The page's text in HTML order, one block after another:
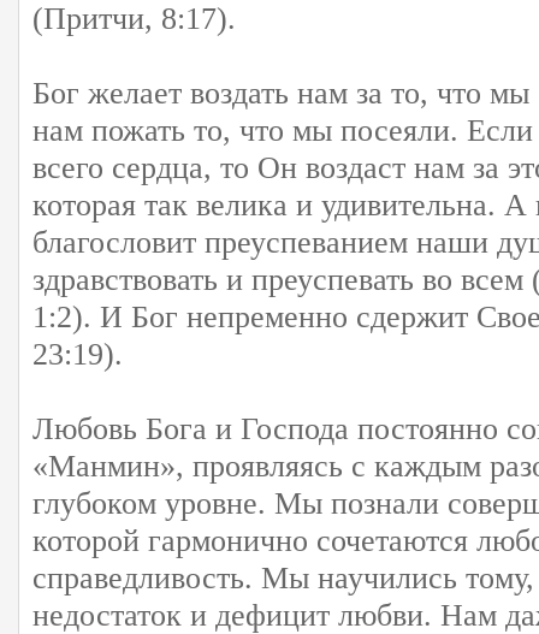
(Притчи, 8:17).
Бог желает воздать нам за то, что
нам пожать то, что мы посеяли.
всего сердца, то Он воздаст нам за
которая так велика и удивительна.
благословит преуспеванием наши
здравствовать и преуспевать во
1:2). И Бог непременно сдержит
23:19).
Любовь Бога и Господа постоянно
«Манмин», проявляясь с каждым
глубоком уровне. Мы познали
которой гармонично сочетаются
справедливость. Мы научились
недостаток и дефицит любви. Нам